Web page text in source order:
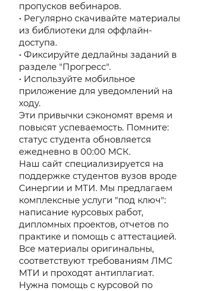
пропусков вебинаров.
Регулярно скачивайте материалы
из библиотеки для оффлайн-
доступа.
Фиксируйте дедлайны заданий в
разделе "Прогресс".
Используйте мобильное
приложение для уведомлений на
ходу.
Эти привычки сэкономят время и
повысят успеваемость. Помните:
статус студента обновляется
ежедневно в 00:00 МСК.
Наш сайт специализируется на
поддержке студентов вузов вроде
Синергии и МТИ. Мы предлагаем
комплексные услуги "под ключ":
написание курсовых работ,
дипломных проектов, отчетов по
практике и помощь с аттестацией.
Все материалы оригинальны,
соответствуют требованиям ЛМС
МТИ и проходят антиплагиат.
Нужна помощь с курсовой по